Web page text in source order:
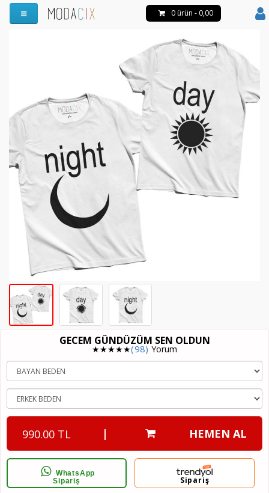
Menüyü Aç 0 ürün - 0,00
GECEM GÜNDÜZÜM SEN OLDUN
★★★★★(98) Yorum
990.00 TL | HEMEN AL
WhatsApp
Sipariş
Sipariş